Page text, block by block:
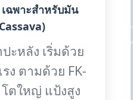
เฉพาะสำหรับมัน
ะหลัง เริ่มด้วย
ง ตามด้วย FK-
ตใหญ่ แป้งสูง